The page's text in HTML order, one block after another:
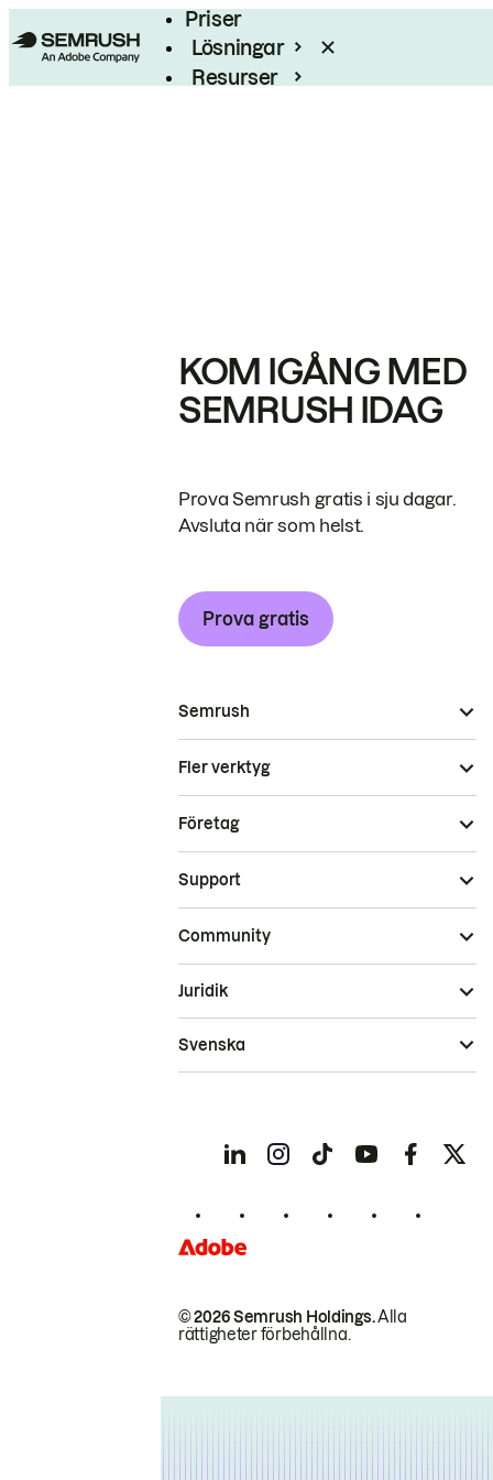
Priser
Lösningar
Resurser
KOM IGÅNG MED
SEMRUSH IDAG
Prova Semrush gratis i sju dagar.
Avsluta när som helst.
Prova gratis
Semrush
Fler verktyg
Företag
Support
Community
© 2026 Semrush Holdings.Alla
rättigheter förbehållna.
Juridik
Svenska